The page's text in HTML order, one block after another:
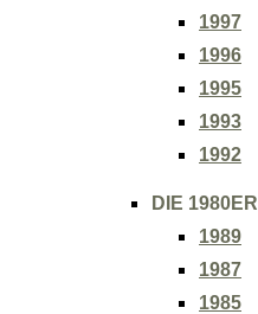
1997
1996
1995
1993
1992
DIE 1980ER
1989
1987
1985